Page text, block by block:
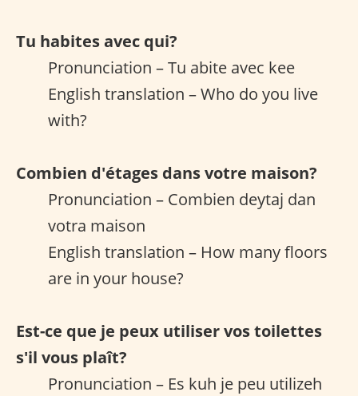
Tu habites avec qui?
Pronunciation – Tu abite avec kee
English translation – Who do you live
with?
Combien d'étages dans votre maison?
Pronunciation – Combien deytaj dan
votra maison
English translation – How many floors
are in your house?
Est-ce que je peux utiliser vos toilettes
s'il vous plaît?
Pronunciation – Es kuh je peu utilizeh